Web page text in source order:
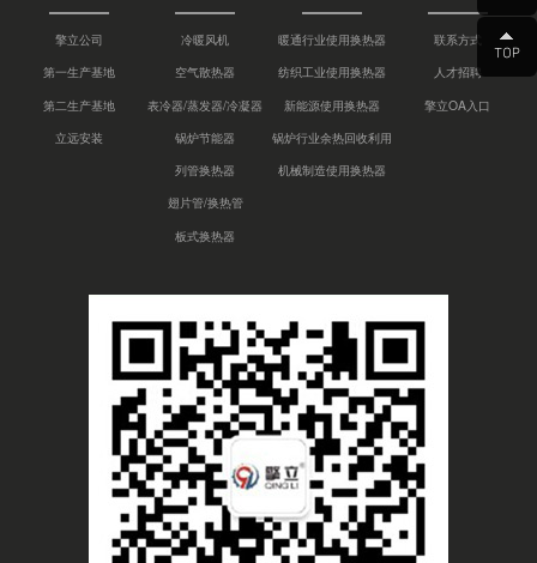
擎立公司
第一生产基地
第二生产基地
立远安装
冷暖风机
空气散热器
表冷器/蒸发器/冷凝器
锅炉节能器
列管换热器
翅片管/换热管
板式换热器
暖通行业使用换热器
纺织工业使用换热器
新能源使用换热器
锅炉行业余热回收利用
机械制造使用换热器
联系方式
人才招聘
擎立OA入口